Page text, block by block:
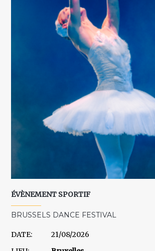
ÉVÈNEMENT SPORTIF
BRUSSELS DANCE FESTIVAL
DATE:
21/08/2026